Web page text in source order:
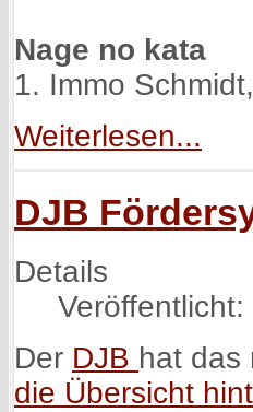
Nage no kata
1. Immo
Weiterlesen...
DJB
Details
Der DJB hat das
die Übersicht